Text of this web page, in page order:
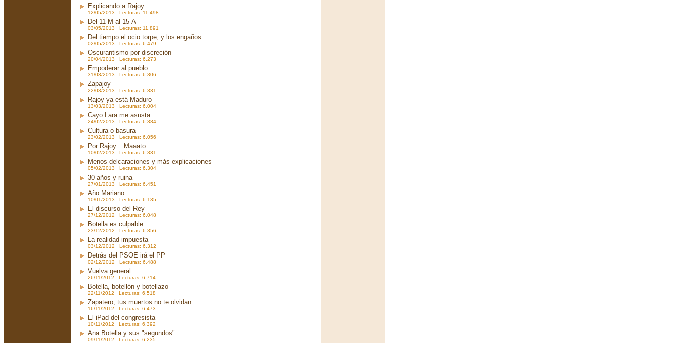
Explicando a Rajoy
12/05/2013 Lecturas: 11.498
Del 11-M al 15-A
03/05/2013 Lecturas: 11.891
Del tiempo el ocio torpe, y los engaños
02/05/2013 Lecturas: 6.479
Oscurantismo por discreción
20/04/2013 Lecturas: 6.273
Empoderar al pueblo
31/03/2013 Lecturas: 6.306
Zapajoy
22/03/2013 Lecturas: 6.331
Rajoy ya está Maduro
13/03/2013 Lecturas: 6.004
Cayo Lara me asusta
24/02/2013 Lecturas: 6.384
Cultura o basura
23/02/2013 Lecturas: 6.056
Por Rajoy... Maaato
10/02/2013 Lecturas: 6.331
Menos delcaraciones y más explicaciones
05/02/2013 Lecturas: 6.304
30 años y ruina
27/01/2013 Lecturas: 6.451
Año Mariano
10/01/2013 Lecturas: 6.135
El discurso del Rey
27/12/2012 Lecturas: 6.048
Botella es culpable
23/12/2012 Lecturas: 6.356
La realidad impuesta
03/12/2012 Lecturas: 6.312
Detrás del PSOE irá el PP
02/12/2012 Lecturas: 6.488
Vuelva general
26/11/2012 Lecturas: 6.714
Botella, botellón y botellazo
22/11/2012 Lecturas: 6.518
Zapatero, tus muertos no te olvidan
16/11/2012 Lecturas: 6.473
El iPad del congresista
10/11/2012 Lecturas: 6.392
Ana Botella y sus "segundos"
09/11/2012 Lecturas: 6.235